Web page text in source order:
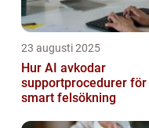
23 augusti 2025
Hur AI avkodar
supportprocedurer för
smart felsökning